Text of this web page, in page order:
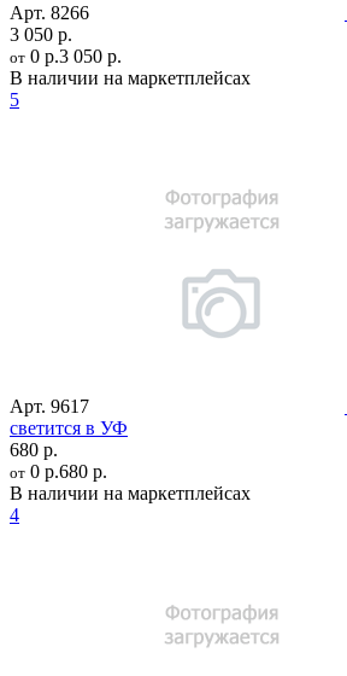
Арт. 8266
3 050 р.
от 0 р.3 050 р.
В наличии на маркетплейсах
5
Арт. 9617
светится в УФ
680 р.
от 0 р.680 р.
В наличии на маркетплейсах
4